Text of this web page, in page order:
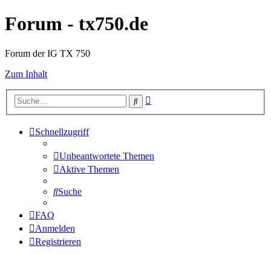
Forum - tx750.de
Forum der IG TX 750
Zum Inhalt
Suche
Schnellzugriff
Unbeantwortete Themen
Aktive Themen
Suche
FAQ
Anmelden
Registrieren